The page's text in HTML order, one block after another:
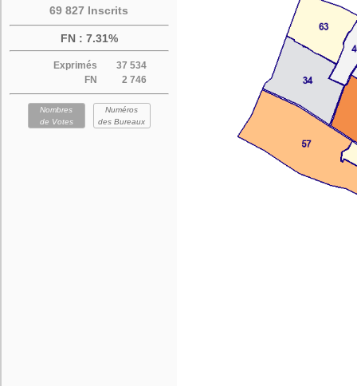
69 827 Inscrits
FN : 7.31%
Exprimés
37 534
FN
2 746
Nombres
de Votes
Numéros
des Bureaux